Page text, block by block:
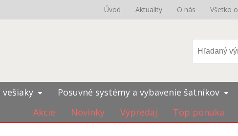
Úvod Aktuality O nás Všetko
vešiaky
Posuvné systémy a vybavenie šatníkov
Akcie
Novinky Výpredaj Top ponuka